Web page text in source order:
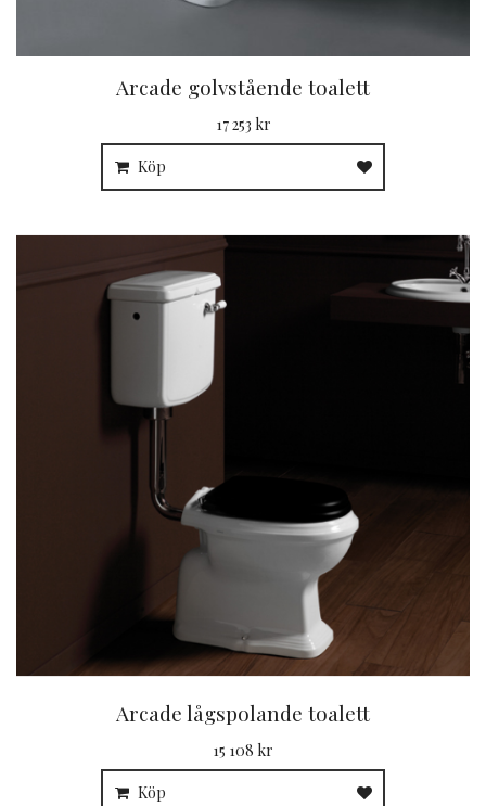
Arcade golvstående toalett
17 253 kr
Köp
Arcade lågspolande toalett
15 108 kr
Köp